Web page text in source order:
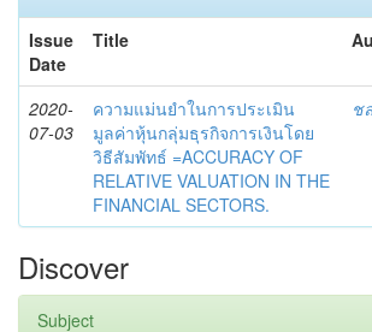
Issue
Date
Title
2020-
07-03
ความแม่นยำในการประเมิน
มูลค่าหุ้นกลุ่มธุรกิจการเงินโดย
วิธีสัมพัทธ์ =ACCURACY OF
RELATIVE VALUATION IN THE
FINANCIAL SECTORS.
ช
Discover
Subject